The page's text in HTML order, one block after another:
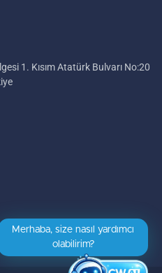
1. Kısım Atatürk Bulvarı No:20
Merhaba, size nasıl yardımcı
olabilirim?